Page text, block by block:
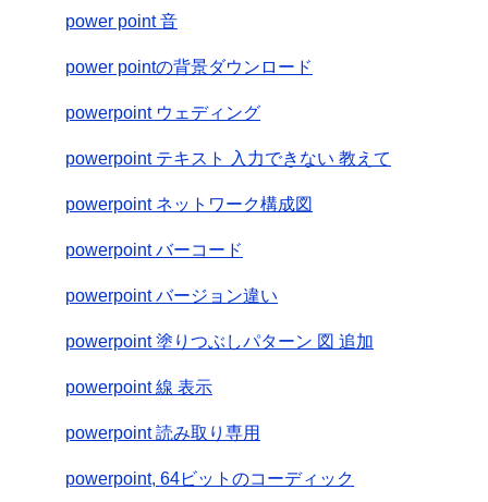
power point 音
power pointの背景ダウンロード
powerpoint ウェディング
powerpoint テキスト 入力できない 教えて
powerpoint ネットワーク構成図
powerpoint バーコード
powerpoint バージョン違い
powerpoint 塗りつぶしパターン 図 追加
powerpoint 線 表示
powerpoint 読み取り専用
powerpoint, 64ビットのコーディック